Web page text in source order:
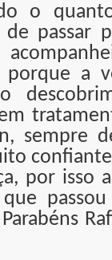
o
passar
porque a
sempre
confiante
por isso